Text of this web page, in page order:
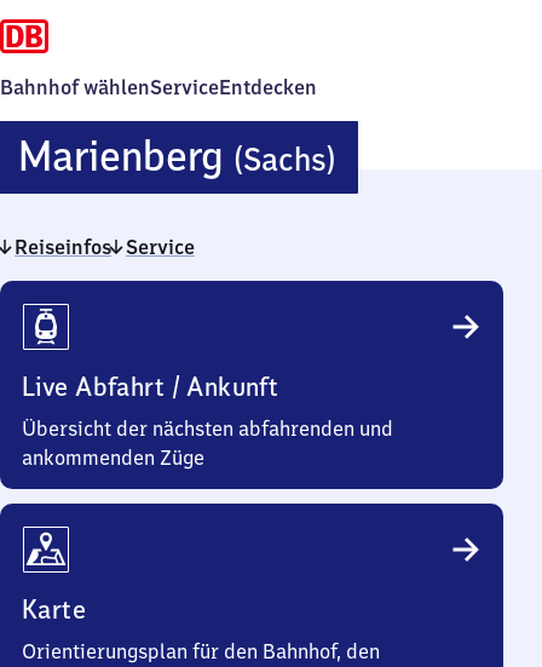
Bahnhof wählenServiceEntdecken
Marienberg (Sachs)
(Sachsen)
Reiseinfos Service
Reiseinfos
Live Abfahrt / Ankunft
Übersicht der nächsten abfahrenden und
ankommenden Züge
Karte
Orientierungsplan für den Bahnhof, den